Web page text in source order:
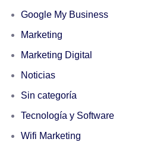
Google My Business
Marketing
Marketing Digital
Noticias
Sin categoría
Tecnología y Software
Wifi Marketing